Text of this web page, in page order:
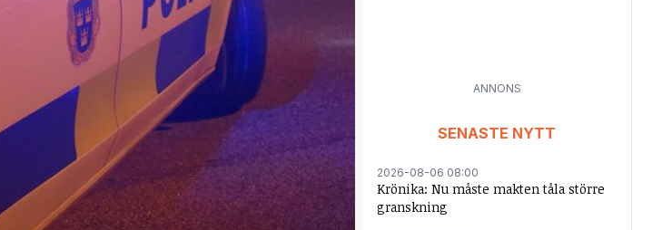
ANNONS
SENASTE NYTT
2026-08-06 08:00
Krönika: Nu måste makten tåla större
granskning